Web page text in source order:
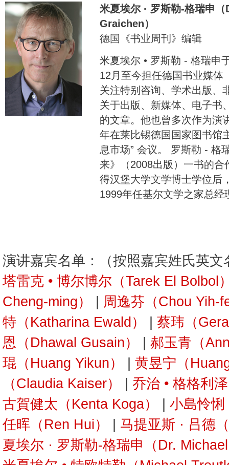
米夏埃尔 · 罗斯勒-格瑞申
Graichen）
德国《书业周刊》编辑
米夏埃尔 • 罗斯勒 - 格瑞申
12月至今担任德国书业媒体
关注特别咨询、学术出版、
关于出版、新媒体、电子书
的文章。他也曾多次作为演
年在莱比锡德国国家图书馆
息市场” 会议。 罗斯勒 - 格
来》（2008出版）一书的
得汉堡大学文学博士学位后
1999年任基尔文学之家总经
演讲嘉宾名单：（按照嘉宾姓氏英文
塔雷克 • 博尔博尔（Tarek El Bolbol
Cheng-ming）
周逸芬（Chou Yih-
特（Katharina Ewald）
蔡玮（
恩（Dhawal Gusain）
郝玉青（
琨（Huang Yikun）
黄昱宁（
（Claudia Kaiser）
乔治 • 格格利
古賀健太（Kenta Koga）
小島怜
任晖（Ren Hui）
马提亚斯 · 吕德
夏埃尔 · 罗斯勒-格瑞申（Dr.